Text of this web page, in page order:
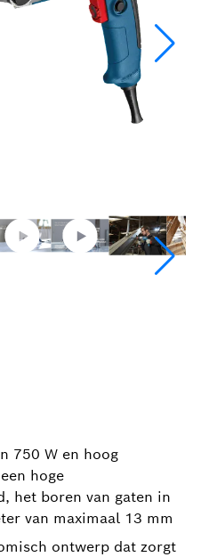
750 W en hoog
hoge
het boren van gaten in
van maximaal 13 mm
ontwerp dat zorgt